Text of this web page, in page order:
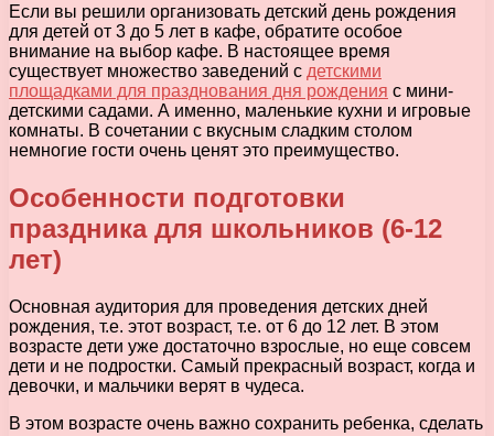
Если вы решили организовать детский день рождения
для детей от 3 до 5 лет в кафе, обратите особое
внимание на выбор кафе. В настоящее время
существует множество заведений с детскими
площадками для празднования дня рождения с мини-
детскими садами. А именно, маленькие кухни и игровые
комнаты. В сочетании с вкусным сладким столом
немногие гости очень ценят это преимущество.
Особенности подготовки
праздника для школьников (6-12
лет)
Основная аудитория для проведения детских дней
рождения, т.е. этот возраст, т.е. от 6 до 12 лет. В этом
возрасте дети уже достаточно взрослые, но еще совсем
дети и не подростки. Самый прекрасный возраст, когда и
девочки, и мальчики верят в чудеса.
В этом возрасте очень важно сохранить ребенка, сделать